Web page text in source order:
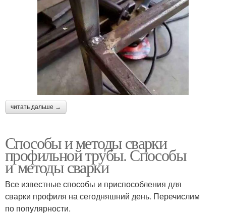
читать дальше →
Способы и методы сварки
профильной трубы. Способы
и методы сварки
Все известные способы и приспособления для
сварки профиля на сегодняшний день. Перечислим
по популярности.